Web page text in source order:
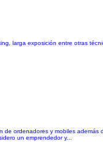
larga exposición entre otras
ordenadores y mobiles además
un emprendedor y...